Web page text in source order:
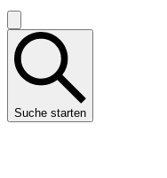
Suche starten